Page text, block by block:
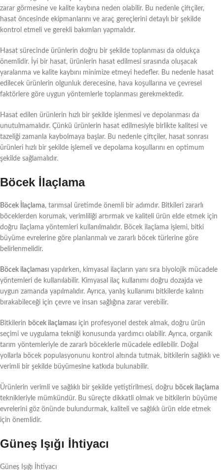
zarar görmesine ve kalite kaybına neden olabilir. Bu nedenle çiftçiler,
hasat öncesinde ekipmanlarını ve araç gereçlerini detaylı bir şekilde
kontrol etmeli ve gerekli bakımları yapmalıdır.
Hasat sürecinde ürünlerin doğru bir şekilde toplanması da oldukça
önemlidir. İyi bir hasat, ürünlerin hasat edilmesi sırasında oluşacak
yaralanma ve kalite kaybını minimize etmeyi hedefler. Bu nedenle hasat
edilecek ürünlerin olgunluk derecesine, hava koşullarına ve çevresel
faktörlere göre uygun yöntemlerle toplanması gerekmektedir.
Hasat edilen ürünlerin hızlı bir şekilde işlenmesi ve depolanması da
unutulmamalıdır. Çünkü ürünlerin hasat edilmesiyle birlikte kalitesi ve
tazeliği zamanla kaybolmaya başlar. Bu nedenle çiftçiler, hasat sonrası
ürünleri hızlı bir şekilde işlemeli ve depolama koşullarını en optimum
şekilde sağlamalıdır.
Böcek İlaçlama
Böcek İlaçlama, tarımsal üretimde önemli bir adımdır. Bitkileri zararlı
böceklerden korumak, verimliliği artırmak ve kaliteli ürün elde etmek için
doğru ilaçlama yöntemleri kullanılmalıdır. Böcek ilaçlama işlemi, bitki
büyüme evrelerine göre planlanmalı ve zararlı böcek türlerine göre
belirlenmelidir.
Böcek ilaçlaması yapılırken, kimyasal ilaçların yanı sıra biyolojik mücadele
yöntemleri de kullanılabilir. Kimyasal ilaç kullanımı doğru dozajda ve
uygun zamanda yapılmalıdır. Ayrıca, yanlış kullanımı bitkilerde kalıntı
bırakabileceği için çevre ve insan sağlığına zarar verebilir.
Bitkilerin böcek ilaçlaması için profesyonel destek almak, doğru ürün
seçimi ve uygulama tekniği konusunda yardımcı olabilir. Ayrıca, organik
tarım yöntemleriyle de zararlı böceklerle mücadele edilebilir. Doğal
yollarla böcek populasyonunu kontrol altında tutmak, bitkilerin sağlıklı ve
verimli bir şekilde büyümesine katkıda bulunabilir.
Ürünlerin verimli ve sağlıklı bir şekilde yetiştirilmesi, doğru böcek ilaçlama
teknikleriyle mümkündür. Bu süreçte dikkatli olmak ve bitkilerin büyüme
evrelerini göz önünde bulundurmak, kaliteli ve sağlıklı ürün elde etmek
için önemlidir.
Güneş Işığı İhtiyacı
Güneş Işığı İhtiyacı